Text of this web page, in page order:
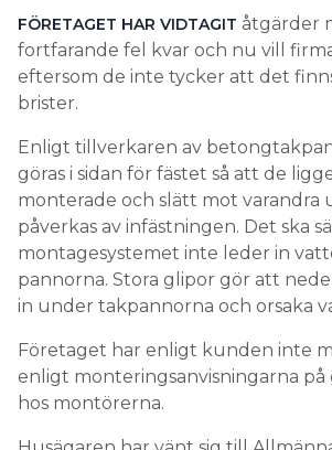
FÖRETAGET HAR VIDTAGIT åtgärder
fortfarande fel kvar och nu vill
eftersom de inte tycker att det
brister.
Enligt tillverkaren av
göras i sidan för fästet så att de
monterade och slätt mot varandra
påverkas av infästningen. Det ska
montagesystemet inte leder in
pannorna. Stora glipor gör att
in under takpannorna och orsaka
Företaget har enligt kunden inte
enligt monteringsanvisningarna på
hos montörerna.